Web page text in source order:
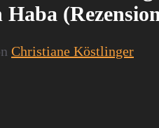
Christiane Köstlinger